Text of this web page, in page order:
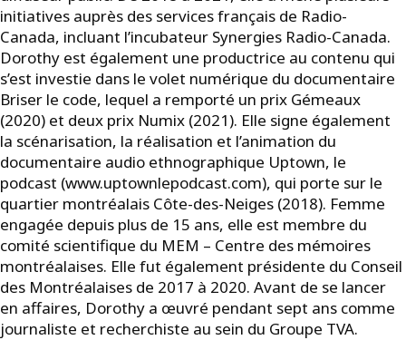
initiatives auprès des services français de Radio-
Canada, incluant l’incubateur Synergies Radio-Canada.
Dorothy est également une productrice au contenu qui
s’est investie dans le volet numérique du documentaire
Briser le code, lequel a remporté un prix Gémeaux
(2020) et deux prix Numix (2021). Elle signe également
la scénarisation, la réalisation et l’animation du
documentaire audio ethnographique Uptown, le
podcast (www.uptownlepodcast.com), qui porte sur le
quartier montréalais Côte-des-Neiges (2018). Femme
engagée depuis plus de 15 ans, elle est membre du
comité scientifique du MEM – Centre des mémoires
montréalaises. Elle fut également présidente du Conseil
des Montréalaises de 2017 à 2020. Avant de se lancer
en affaires, Dorothy a œuvré pendant sept ans comme
journaliste et recherchiste au sein du Groupe TVA.